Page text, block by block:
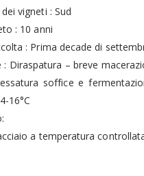
vigneti : Sud
: 10 anni
: Prima decade di
: Diraspatura – breve
soffice e
16°C
a temperatura